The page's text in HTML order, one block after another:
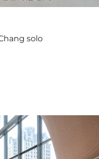
solo